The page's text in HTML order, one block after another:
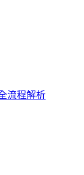
流程解析